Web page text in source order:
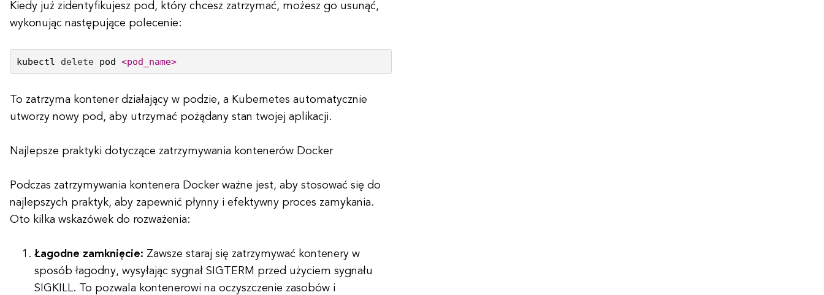
Kiedy już zidentyfikujesz pod, który chcesz zatrzymać, możesz go usunąć,
wykonując następujące polecenie:
kubectl delete pod <pod_name>
To zatrzyma kontener działający w podzie, a Kubernetes automatycznie
utworzy nowy pod, aby utrzymać pożądany stan twojej aplikacji.
Najlepsze praktyki dotyczące zatrzymywania kontenerów Docker
Podczas zatrzymywania kontenera Docker ważne jest, aby stosować się do
najlepszych praktyk, aby zapewnić płynny i efektywny proces zamykania.
Oto kilka wskazówek do rozważenia:
Łagodne zamknięcie: Zawsze staraj się zatrzymywać kontenery w
sposób łagodny, wysyłając sygnał SIGTERM przed użyciem sygnału
SIGKILL. To pozwala kontenerowi na oczyszczenie zasobów i